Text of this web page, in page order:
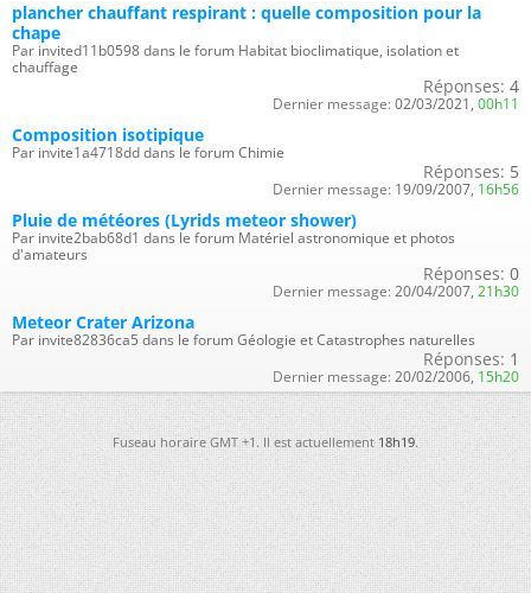
plancher chauffant respirant : quelle composition pour la
chape
Par invited11b0598 dans le forum Habitat bioclimatique, isolation et
chauffage
Réponses: 4
Dernier message: 02/03/2021, 00h11
Composition isotipique
Par invite1a4718dd dans le forum Chimie
Réponses: 5
Dernier message: 19/09/2007, 16h56
Pluie de météores (Lyrids meteor shower)
Par invite2bab68d1 dans le forum Matériel astronomique et photos
d'amateurs
Réponses: 0
Dernier message: 20/04/2007, 21h30
Meteor Crater Arizona
Par invite82836ca5 dans le forum Géologie et Catastrophes naturelles
Réponses: 1
Dernier message: 20/02/2006, 15h20
Fuseau horaire GMT +1. Il est actuellement18h19.